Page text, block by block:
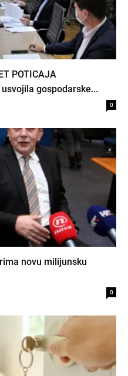
POTICAJA
usvojila gospodarske...
0
novu milijunsku
0